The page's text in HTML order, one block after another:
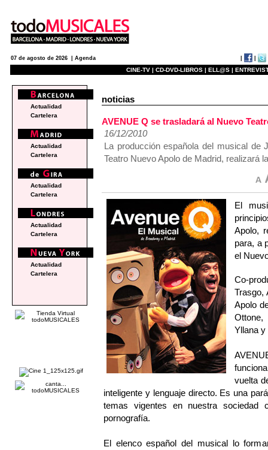
07 de agosto de 2026 | Agenda
CINE-TV | CD-DVD-LIBROS | ELL@S |
noticias
AVENUE Q se trasladará al Nuevo
16/12/2010
La producción española del musical
Teatro Nuevo Apolo de Madrid, realizará
El
Apolo,
para, a
el
Co-
Trasgo,
Apolo
Ottone,
Yllana
vuelta
inteligente y lenguaje directo. Es una
temas vigentes en nuestra
pornografía.
El elenco español del musical lo
Actualidad
Cartelera
Actualidad
Cartelera
Actualidad
Cartelera
Actualidad
Cartelera
Actualidad
Cartelera